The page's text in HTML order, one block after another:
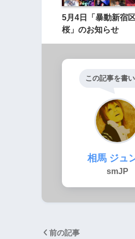
5月4日「暴動新宿
桜」のお知らせ
この記事を書
相馬 ジュ
smJP
前の記事